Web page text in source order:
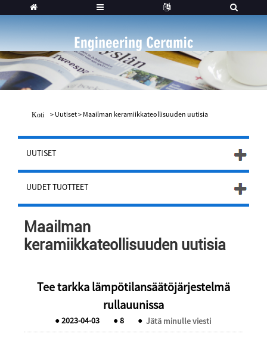
Koti > Uutiset> Maailman keramiikkateollisuuden uutisia
UUTISET
UUDET TUOTTEET
Maailman
keramiikkateollisuuden uutisia
Tee tarkka lämpötilansäätöjärjestelmä
rullauunissa
●2023-04-03 ●8 ● Jätä minulle viesti